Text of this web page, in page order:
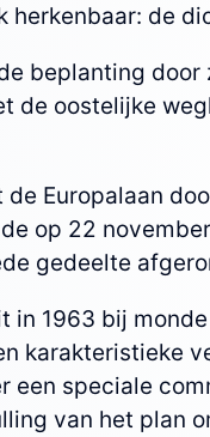
herkenbaar: de
beplanting
de oostelijke
de Europalaan
de op 22
gedeelte
in 1963 bij
karakteristieke
een speciale
van het plan